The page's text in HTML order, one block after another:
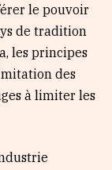
le pouvoir
de tradition
les principes
des
à limiter les